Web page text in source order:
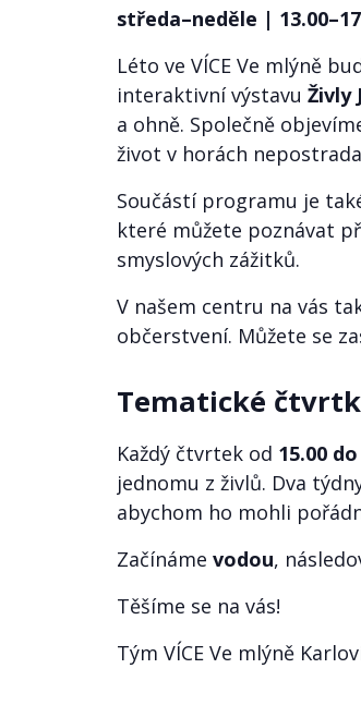
středa–neděle |
Léto ve VÍCE Ve mlýně
interaktivní výstavu Živly
a ohně. Společně
život v horách
Součástí programu je
které můžete poznávat
smyslových zážitků.
V našem centru na vás
občerstvení. Můžete se
Tematické
Každý čtvrtek od 15.00
jednomu z živlů. Dva
abychom ho mohli
Začínáme vodou,
Těšíme se na vás!
Tým VÍCE Ve mlýně